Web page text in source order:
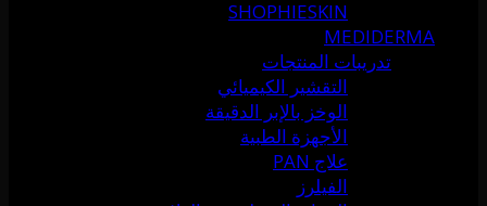
SHOPHIESKIN
MEDIDERMA
تدريبات المنتجات
التقشير الكيميائي
الوخز بالإبر الدقيقة
الأجهزة الطبية
علاج PAN
الفيلرز